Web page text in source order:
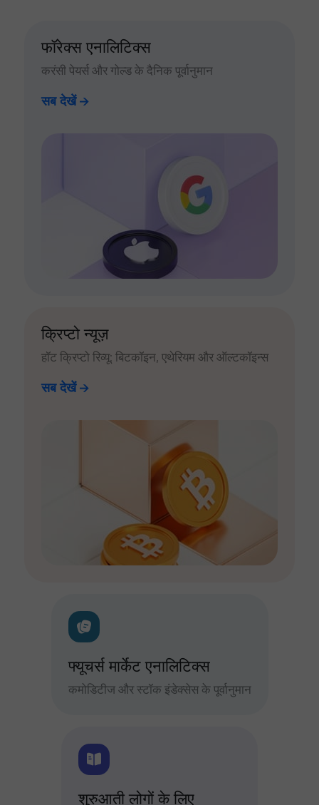
फॉरेक्स एनालिटिक्स
करंसी पेयर्स और गोल्ड के दैनिक पूर्वानुमान
सब देखें
क्रिप्टो न्यूज़
हॉट क्रिप्टो रिव्यू: बिटकॉइन, एथेरियम और ऑल्टकॉइन्स
सब देखें
फ्यूचर्स मार्केट एनालिटिक्स
कमोडिटीज और स्टॉक इंडेक्सेस के पूर्वानुमान
शुरुआती लोगों के लिए